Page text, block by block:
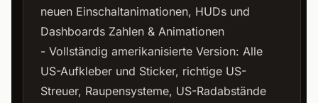
neuen Einschaltanimationen, HUDs und
Dashboards Zahlen & Animationen
- Vollständig amerikanisierte Version: Alle
US-Aufkleber und Sticker, richtige US-
Streuer, Raupensysteme, US-Radabstände